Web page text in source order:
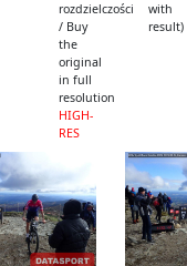
rozdzielczości
/ Buy
the
original
in full
resolution
HIGH-
RES
with
result)